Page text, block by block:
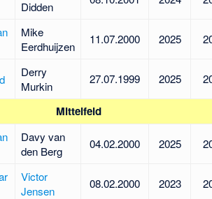
Didden
Mike
Eerdhuijzen
11.07.2000 2025
Derry
Murkin
27.07.1999 2025
Mittelfeld
Davy van
den Berg
04.02.2000 2025
Victor
Jensen
08.02.2000 2023